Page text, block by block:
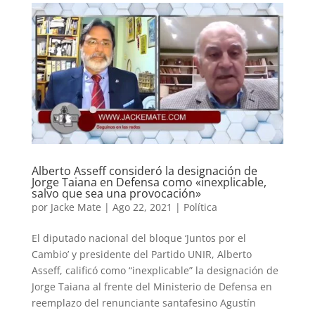
Alberto Asseff consideró la designación de
Jorge Taiana en Defensa como «inexplicable,
salvo que sea una provocación»
por Jacke Mate | Ago 22, 2021 | Política
El diputado nacional del bloque ‘Juntos por el
Cambio’ y presidente del Partido UNIR, Alberto
Asseff, calificó como “inexplicable” la designación de
Jorge Taiana al frente del Ministerio de Defensa en
reemplazo del renunciante santafesino Agustín